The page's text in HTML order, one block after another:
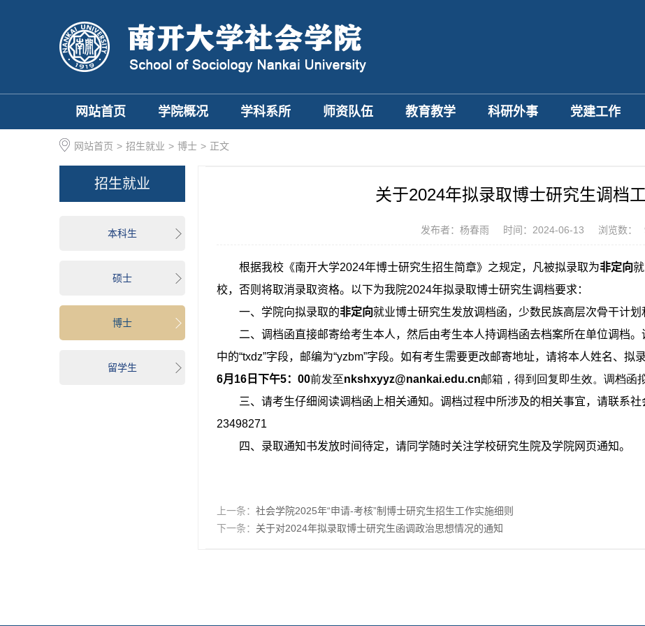
网站首页 学院概况 学科系所 师资队伍 教育教学 科研外事 党建工作
网站首页 > 招生就业 > 博士 > 正文
招生就业
本科生
硕士
博士
留学生
关于2024年拟录取博士研究生调档
发布者：杨春雨 时间：2024-06-13 浏览数：
根据我校《南开大学2024年博士研究生招生简章》之规定，凡被拟录取为非定向
校，否则将取消录取资格。以下为我院2024年拟录取博士研究生调档要求：
一、学院向拟录取的非定向就业博士研究生发放调档函，少数民族高层次骨干计
二、调档函直接邮寄给考生本人，然后由考生本人持调档函去档案所在单位调档
中的“txdz”字段，邮编为“yzbm”字段。如有考生需要更改邮寄地址，请将本人姓名、拟
6月 16 日下午5： 00前发至nkshxyyz@nankai.edu.cn邮箱，得到回复即生效。调档函
三、请考生仔细阅读调档函上相关通知。调档过程中所涉及的相关事宜，请联系社
23498271
四、录取通知书发放时间待定，请同学随时关注学校研究生院及学院网页通知。
上一条： 社会学院2025年“申请-考核”制博士研究生招生工作实施细则
下一条： 关于对2024年拟录取博士研究生函调政治思想情况的通知